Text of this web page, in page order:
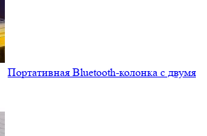
Портативная Bluetooth-колонка c двумя